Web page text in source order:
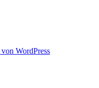
WordPress